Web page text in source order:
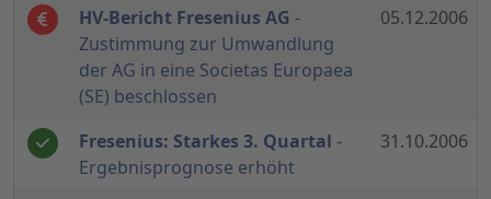
HV-Bericht Fresenius AG -
Zustimmung zur Umwandlung
der AG in eine Societas Europaea
(SE) beschlossen
05.12.2006
Fresenius: Starkes 3. Quartal -
Ergebnisprognose erhöht
31.10.2006